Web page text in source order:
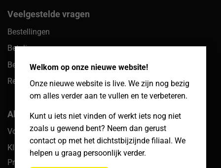
Welkom op onze nieuwe website!
Onze nieuwe website is live. We zijn nog bezig
om alles verder aan te vullen en te verbeteren.
Kunt u iets niet vinden of werkt iets nog niet
zoals u gewend bent? Neem dan gerust
contact op met het dichtstbijzijnde filiaal. We
helpen u graag persoonlijk verder.
Veelgestelde vragen
Bestellingen
Betalingen
Bezorgen & afhalen
Retouren
Algemeen
Voorwaarden
Klachten
Privacy